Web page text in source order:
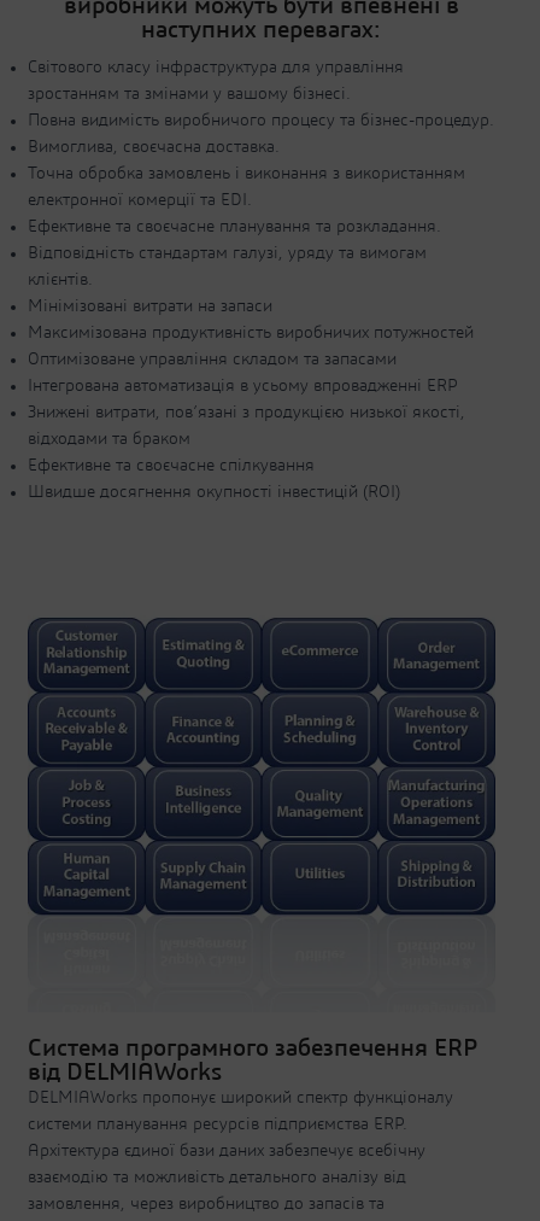
виробники можуть бути впевнені в
наступних перевагах:
Світового класу інфраструктура для управління
зростанням та змінами у вашому бізнесі.
Повна видимість виробничого процесу та бізнес-процедур.
Вимоглива, своєчасна доставка.
Точна обробка замовлень і виконання з використанням
електронної комерції та EDI.
Ефективне та своєчасне планування та розкладання.
Відповідність стандартам галузі, уряду та вимогам
клієнтів.
Мінімізовані витрати на запаси
Максимізована продуктивність виробничих потужностей
Оптимізоване управління складом та запасами
Інтегрована автоматизація в усьому впровадженні ERP
Знижені витрати, пов’язані з продукцією низької якості,
відходами та браком
Ефективне та своєчасне спілкування
Швидше досягнення окупності інвестицій (ROI)
Система програмного забезпечення ERP
від DELMIAWorks
DELMIAWorks пропонує широкий спектр функціоналу
системи планування ресурсів підприємства ERP.
Архітектура єдиної бази даних забезпечує всебічну
взаємодію та можливість детального аналізу від
замовлення, через виробництво до запасів та